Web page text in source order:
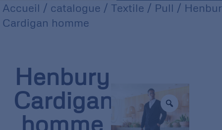
Accueil / catalogue / Textile / Pull /
Cardigan homme
Henbury
Cardigan
homme